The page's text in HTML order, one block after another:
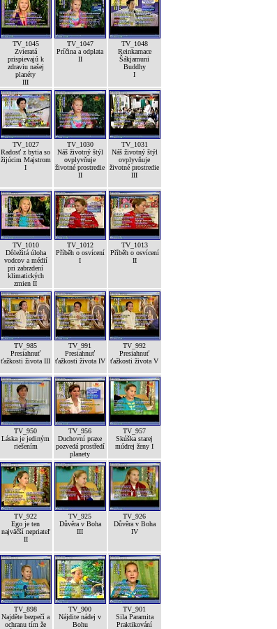
TV_1045
Zvieratá
prispievajú k
zdraviu našej
planéty
III
TV_1047
Príčina a odplata
II
TV_1048
Reinkarnace
Šákjamuni
Buddhy
I
TV_1027
Radosť z bytia so
žijúcim Majstrom
I
TV_1030
Náš životný štýl
ovplyvňuje
životné prostredie
II
TV_1031
Náš životný štýl
ovplyvňuje
životné prostredie
III
TV_1010
Dôležitá úloha
vodcov a médií
pri zabrzdení
klimatických
zmien II
TV_1012
Příběh o osvícení
I
TV_1013
Příběh o osvícení
II
TV_985
Presiahnuť
ťažkosti života III
TV_991
Presiahnuť
ťažkosti života IV
TV_992
Presiahnuť
ťažkosti života V
TV_950
Láska je jediným
riešením
TV_956
Duchovní praxe
pozvedá prostředí
planety
TV_957
Skúška starej
múdrej ženy I
TV_922
Ego je ten
najväčší nepriateľ
II
TV_925
Důvěra v Boha
III
TV_926
Důvěra v Boha
IV
TV_898
Najděte bezpečí a
ochranu tím že
TV_900
Nájdite nádej v
Bohu
TV_901
Sila Paramita
Praktikování